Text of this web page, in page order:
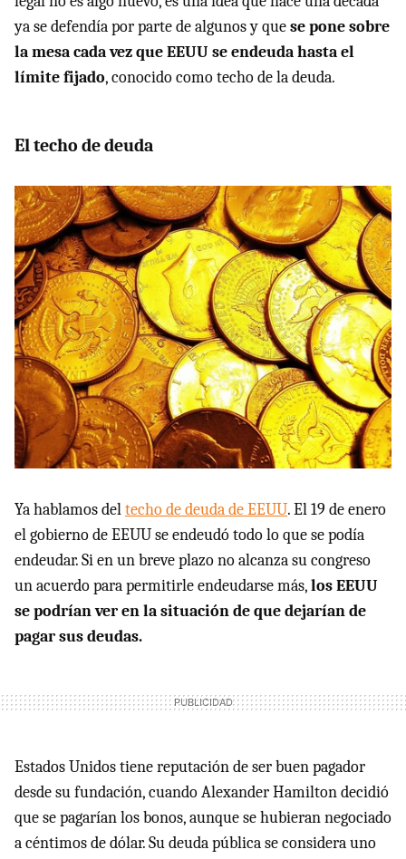
ya se defendía por parte de algunos y quese pone sobre
la mesa cada vez que EEUU se endeuda hasta el
límite fijado, conocido como techo de la deuda.
El techo de deuda
Ya hablamos deltecho de deuda de EEUU. El 19 de enero
el gobierno de EEUU se endeudó todo lo que se podía
endeudar. Si en un breve plazo no alcanza su congreso
un acuerdo para permitirle endeudarse más,los EEUU
se podrían ver en la situación de que dejarían de
pagar sus deudas.
Estados Unidos tiene reputación de ser buen pagador
desde su fundación, cuando Alexander Hamilton decidió
que se pagarían los bonos, aunque se hubieran negociado
a céntimos de dólar. Su deuda pública se considera uno